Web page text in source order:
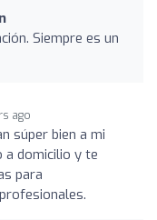
Siempre es un
ago
súper bien a mi
a domicilio y te
para